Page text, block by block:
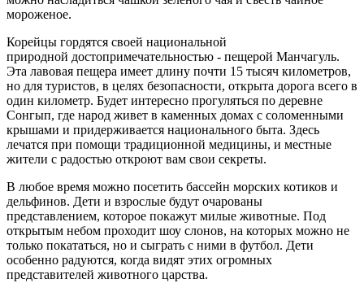
мороженое.
Корейцы гордятся своей национальной
природной достопримечательностью - пещерой Манчагуль.
Эта лавовая пещера имеет длину почти 15 тысяч километров,
но для туристов, в целях безопасности, открыта дорога всего в
один километр. Будет интересно прогуляться по деревне
Сонгып, где народ живет в каменных домах с соломенными
крышами и придерживается национального быта. Здесь
лечатся при помощи традиционной медицины, и местные
жители с радостью откроют вам свои секреты.
В любое время можно посетить бассейн морских котиков и
дельфинов. Дети и взрослые будут очарованы
представлением, которое покажут милые животные. Под
открытым небом проходит шоу слонов, на которых можно не
только покататься, но и сыграть с ними в футбол. Дети
особенно радуются, когда видят этих огромных
представителей животного царства.